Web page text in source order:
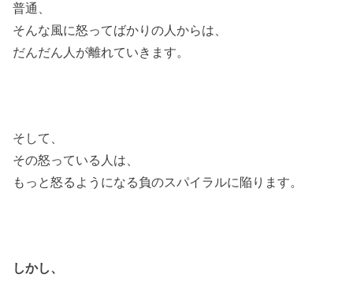
普通、
そんな風に怒ってばかりの人からは、
だんだん人が離れていきます。
そして、
その怒っている人は、
もっと怒るようになる負のスパイラルに陥ります。
しかし、